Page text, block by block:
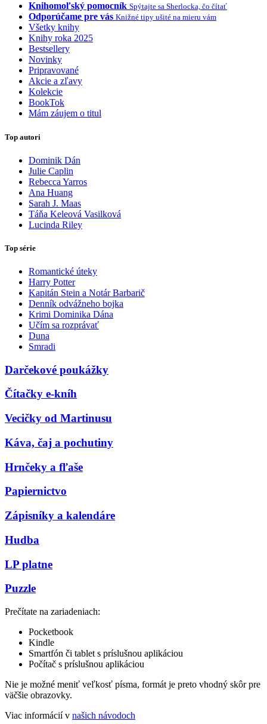
Knihomoľský pomocník Spýtajte sa Sherlocka, čo čítať
Odporúčame pre vás Knižné tipy ušité na mieru vám
Všetky knihy
Knihy roka 2025
Bestsellery
Novinky
Pripravované
Akcie a zľavy
Kolekcie
BookTok
Mám záujem o titul
Top autori
Dominik Dán
Julie Caplin
Rebecca Yarros
Ana Huang
Sarah J. Maas
Táňa Keleová Vasilková
Lucinda Riley
Top série
Romantické úteky
Harry Potter
Kapitán Stein a Notár Barbarič
Denník odvážneho bojka
Krimi Dominika Dána
Učím sa rozprávať
Duna
Smradi
Darčekové poukážky
Čítačky e-kníh
Vecičky od Martinusu
Káva, čaj a pochutiny
Hrnčeky a fľaše
Papiernictvo
Zápisníky a kalendáre
Hudba
LP platne
Puzzle
Prečítate na zariadeniach:
Pocketbook
Kindle
Smartfón či tablet s príslušnou aplikáciou
Počítač s príslušnou aplikáciou
Nie je možné meniť veľkosť písma, formát je preto vhodný skôr pre
väčšie obrazovky.
Viac informácií v našich návodoch